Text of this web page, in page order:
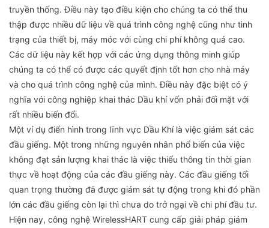
truyền thống. Điều này tạo điều kiện cho chúng ta có thể thu
thập được nhiều dữ liệu về quá trình công nghệ cũng như tình
trạng của thiết bị, máy móc với cùng chi phí không quá cao.
Các dữ liệu này kết hợp với các ứng dụng thông minh giúp
chúng ta có thể có được các quyết định tốt hơn cho nhà máy
và cho quá trình công nghệ của mình. Điều này đặc biệt có ý
nghĩa với công nghiệp khai thác Dầu khí vốn phải đối mặt với
rất nhiều biến đổi.
Một ví dụ điển hình trong lĩnh vực Dầu Khí là việc giám sát các
đầu giếng. Một trong những nguyên nhân phổ biến của việc
không đạt sản lượng khai thác là việc thiếu thông tin thời gian
thực về hoạt động của các đầu giếng này. Các đầu giếng tối
quan trọng thường đã được giám sát tự động trong khi đó phần
lớn các đầu giếng còn lại thì chưa do trở ngại về chi phí đầu tư.
Hiện nay, công nghệ WirelessHART cung cấp giải pháp giám